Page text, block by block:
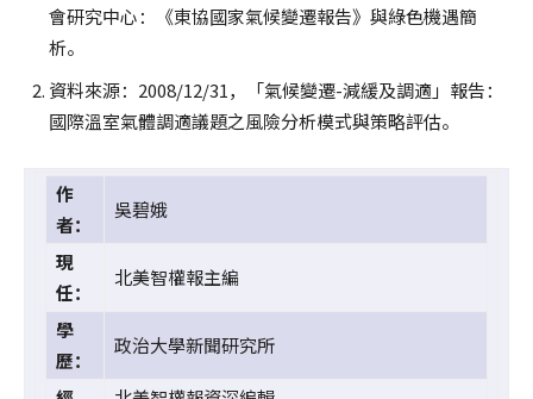
會研究中心：《東協國家氣候變遷報告》與綠色機遇簡
析。
資料來源：2008/12/31，「氣候變遷-減緩及調適」報告：
國際溫室氣體調適議題之風險分析模式與策略評估。
作
者：
吳碧娥
現
任：
北美智權報主編
學
歷：
政治大學新聞研究所